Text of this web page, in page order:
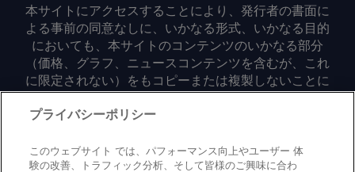
本サイトにアクセスすることにより、発行者の書面に
よる事前の同意なしに、いかなる形式、いかなる目的
においても、本サイトのコンテンツのいかなる部分
（価格、グラフ、ニュースコンテンツを含むが、これ
に限定されない）をもコピーまたは複製しないことに
同意するものとする。
Privacy policy TrademarkCopyright policyTerms of use
Modern slavery statementCareersContact usSupport
プライバシーポリシー
このウェブサイト では、パフォーマンス向上やユーザー 体
験の改善、トラフィック分析、そして皆様のご興味に合わ